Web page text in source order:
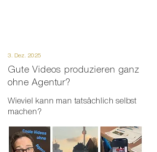
3. Dez. 2025
Gute Videos produzieren ganz
ohne Agentur?
Wieviel kann man tatsächlich selbst
machen?